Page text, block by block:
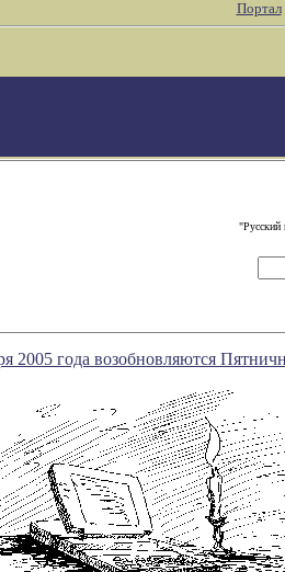
Портал
"Русский
2005 года возобновляются